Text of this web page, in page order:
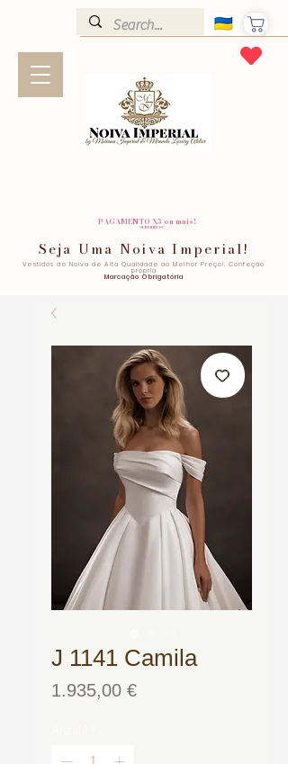
PAGAMENTO X3 ou mais!
SEM JUROS!
Seja Uma Noiva Imperial!
Vestidos de Noiva de Alta Qualidade ao Melhor Preço!. Confeção
própria
Marcação Obrigatória
J 1141 Camila
1.935,00 €Preis